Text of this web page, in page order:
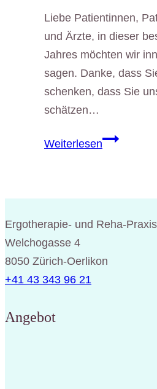
Liebe Patientinnen,
und Ärzte, in dieser
Jahres möchten wir
sagen. Danke, dass
schenken, dass Sie
schätzen…
WeiterlesenWir
besinnliche
und
Ergotherapie- und Reha-Praxis
Welchogasse 4
8050 Zürich-Oerlikon
+41 43 343 96 21
Angebot